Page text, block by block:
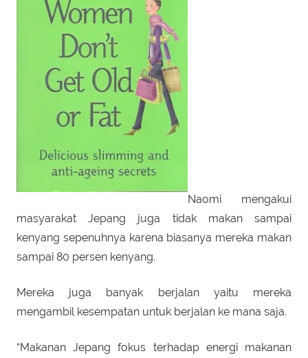
Naomi mengakui
masyarakat Jepang juga tidak makan sampai
kenyang sepenuhnya karena biasanya mereka makan
sampai 80 persen kenyang.
Mereka juga banyak berjalan yaitu mereka
mengambil kesempatan untuk berjalan ke mana saja.
“Makanan Jepang fokus terhadap energi makanan